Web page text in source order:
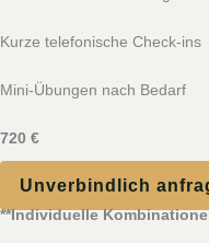
Kurze telefonische Check‑ins
Mini‑Übungen nach Bedarf
720 €
Unverbindlich
**Individuelle